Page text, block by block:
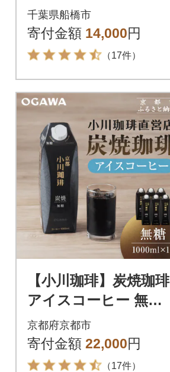
ヒー 100袋 ドリップ
バックコーヒー
千葉県船橋市
寄付金額 14,000円
（17件）
【小川珈琲】炭焼珈琲
アイスコーヒー 無糖
1000ml 12本 |京都 珈
琲ブランド 有名店 人
気
京都府京都市
寄付金額 22,000円
（17件）